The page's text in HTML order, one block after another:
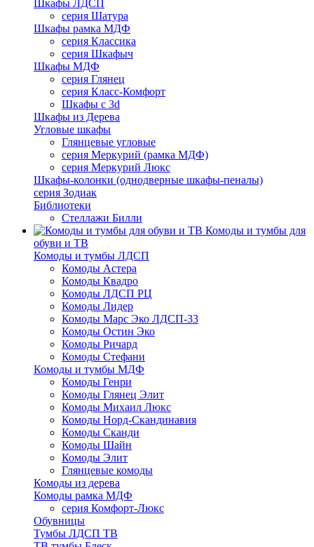
Шкафы ЛДСП
серия Шатура
Шкафы рамка МДФ
серия Классика
серия Шкафыч
Шкафы МДФ
серия Глянец
серия Класс-Комфорт
Шкафы с 3d
Шкафы из Дерева
Угловые шкафы
Глянцевые угловые
серия Меркурий (рамка МДФ)
серия Меркурий Люкс
Шкафы-колонки (однодверные шкафы-пеналы)
серия Зодиак
Библиотеки
Стеллажи Билли
Комоды и тумбы для
обуви и ТВ
Комоды и тумбы ЛДСП
Комоды Астера
Комоды Квадро
Комоды ЛДСП РЦ
Комоды Лидер
Комоды Марс Эко ЛДСП-33
Комоды Остин Эко
Комоды Ричард
Комоды Стефани
Комоды и тумбы МДФ
Комоды Генри
Комоды Глянец Элит
Комоды Михаил Люкс
Комоды Норд-Скандинавия
Комоды Сканди
Комоды Шайн
Комоды Элит
Глянцевые комоды
Комоды из дерева
Комоды рамка МДФ
серия Комфорт-Люкс
Обувницы
Тумбы ЛДСП ТВ